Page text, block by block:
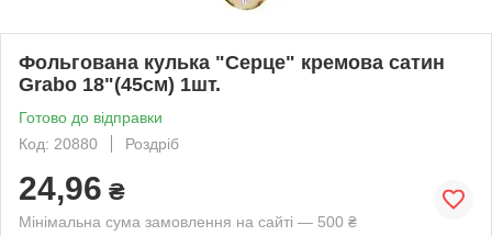
Фольгована кулька "Серце" кремова сатин
Grabo 18"(45см) 1шт.
Готово до відправки
Код: 20880
Роздріб
24,96 ₴
Мінімальна сума замовлення на сайті — 500 ₴